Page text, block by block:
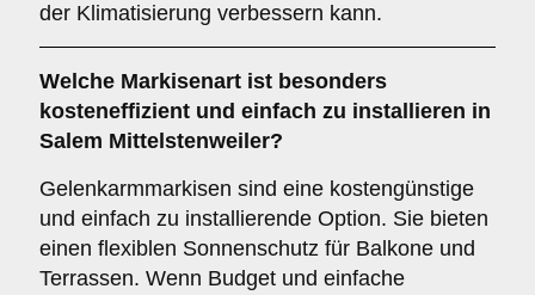
der Klimatisierung verbessern kann.
Welche Markisenart ist besonders
kosteneffizient und einfach zu installieren in
Salem Mittelstenweiler?
Gelenkarmmarkisen sind eine kostengünstige
und einfach zu installierende Option. Sie bieten
einen flexiblen Sonnenschutz für Balkone und
Terrassen. Wenn Budget und einfache